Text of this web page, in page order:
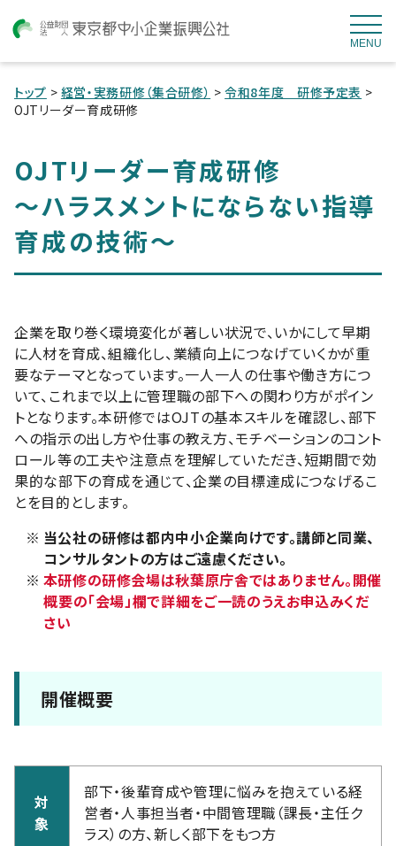
MENU
トップ > 経営・実務研修（集合研修） >令和8年度 研修予定表 >
OJTリーダー育成研修
OJTリーダー育成研修
～ハラスメントにならない指導
育成の技術～
企業を取り巻く環境変化が著しい状況で、いかにして早期
に人材を育成、組織化し、業績向上につなげていくかが重
要なテーマとなっています。一人一人の仕事や働き方につ
いて、これまで以上に管理職の部下への関わり方がポイン
トとなります。本研修ではOJTの基本スキルを確認し、部下
への指示の出し方や仕事の教え方、モチベーションのコント
ロール等の工夫や注意点を理解していただき、短期間で効
果的な部下の育成を通じて、企業の目標達成につなげるこ
とを目的とします。
※ 当公社の研修は都内中小企業向けです。講師と同業、
コンサルタントの方はご遠慮ください。
※ 本研修の研修会場は秋葉原庁舎ではありません。開催
概要の「会場」欄で詳細をご一読のうえお申込みくだ
さい
開催概要
対
象
部下・後輩育成や管理に悩みを抱えている経
営者・人事担当者・中間管理職（課長・主任ク
ラス）の方、新しく部下をもつ方